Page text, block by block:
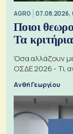
AGRO 07.08.2026,
Ποιοι
Τα κριτήρια
Όσα αλλάζουν
ΟΣΔΕ 2026 - Τι
Ανθή Γεωργίου